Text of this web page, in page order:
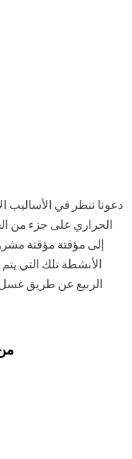
دعونا ننظر في الأساليب
الحراري على جزء من
إلى مؤقتة مؤقتة
الأنشطة تلك التي
الربيع عن طريق غسل